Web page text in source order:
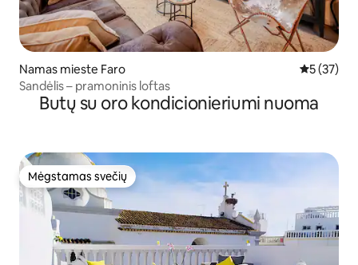
Namas mieste Faro Vidutinis
5 (37)
Sandėlis – pramoninis loftas
Butų su oro kondicionieriumi nuoma
Mėgstamas svečių
Mėgstamas svečių